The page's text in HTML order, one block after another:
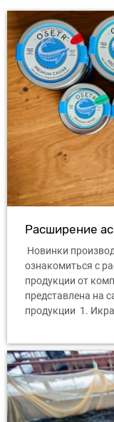
Расширение
Новинки
ознакомиться с
продукции от
представлена ​​на
продукции 1.